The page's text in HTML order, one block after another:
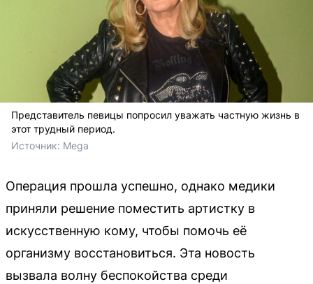
Представитель певицы попросил уважать частную жизнь в
этот трудный период.
Источник: Mega
Операция прошла успешно, однако медики
приняли решение поместить артистку в
искусственную кому, чтобы помочь её
организму восстановиться. Эта новость
вызвала волну беспокойства среди